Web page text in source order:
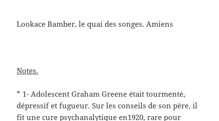
Lookace Bamber, le quai des songes. Amiens
Notes.
* 1- Adolescent Graham Greene était tourmenté,
dépressif et fugueur. Sur les conseils de son père, il
fit une cure psychanalytique en1920, rare pour